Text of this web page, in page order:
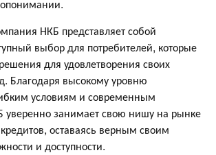
НКБ представляет собой
выбор для потребителей, которые
для удовлетворения своих
Благодаря высокому уровню
условиям и современным
уверенно занимает свою нишу на рынке
оставаясь верным своим
и доступности.